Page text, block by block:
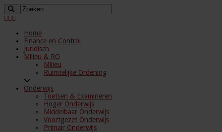
Home
Finance en Control
Juridisch
Milieu & RO
Milieu
Ruimtelijke Ordening
Onderwijs
Toetsen & Examineren
Hoger Onderwijs
Middelbaar Onderwijs
Voortgezet Onderwijs
Primair Onderwijs